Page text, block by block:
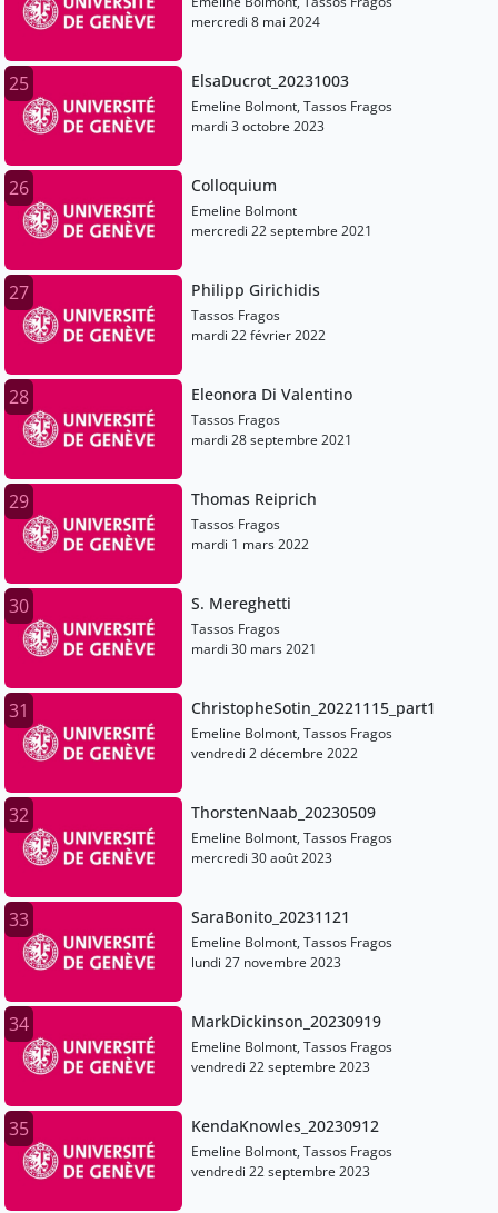
mercredi 8 mai 2024
25 ElsaDucrot_20231003
Emeline Bolmont, Tassos Fragos
mardi 3 octobre 2023
26 Colloquium
Emeline Bolmont
mercredi 22 septembre 2021
27 Philipp Girichidis
Tassos Fragos
mardi 22 février 2022
28 Eleonora Di Valentino
Tassos Fragos
mardi 28 septembre 2021
29 Thomas Reiprich
Tassos Fragos
mardi 1 mars 2022
30 S. Mereghetti
Tassos Fragos
mardi 30 mars 2021
31 ChristopheSotin_20221115_part1
Emeline Bolmont, Tassos Fragos
vendredi 2 décembre 2022
32 ThorstenNaab_20230509
Emeline Bolmont, Tassos Fragos
mercredi 30 août 2023
33 SaraBonito_20231121
Emeline Bolmont, Tassos Fragos
lundi 27 novembre 2023
34 MarkDickinson_20230919
Emeline Bolmont, Tassos Fragos
vendredi 22 septembre 2023
35 KendaKnowles_20230912
Emeline Bolmont, Tassos Fragos
vendredi 22 septembre 2023